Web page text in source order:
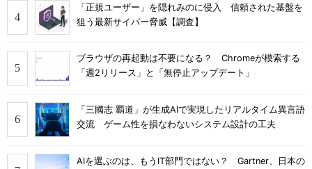
「正規ユーザー」を隠れみのに侵入 信頼された基盤を
狙う最新サイバー脅威【調査】
ブラウザの再起動は不要になる？ Chromeが模索する
「週2リリース」と「無停止アップデート」
「三國志 覇道」が生成AIで実現したリアルタイム異言語
交流 ゲーム性を損なわないシステム設計の工夫
AIを選ぶのは、もうIT部門ではない？ Gartner、日本の